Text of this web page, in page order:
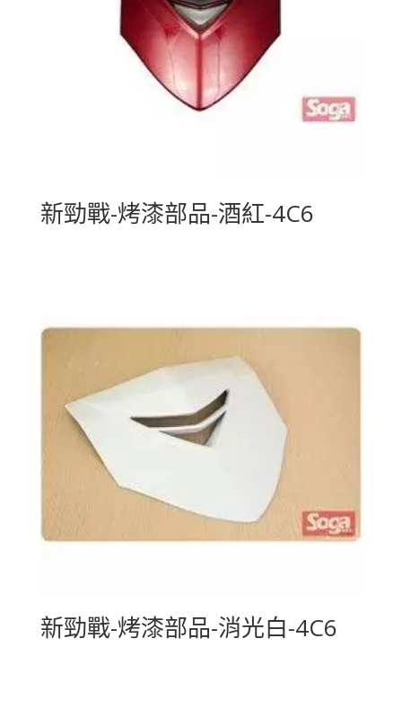
新勁戰-烤漆部品-酒紅-4C6
新勁戰-烤漆部品-消光白-4C6